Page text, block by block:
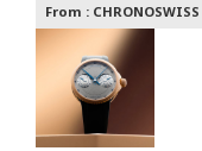
From : CHRONOSWISS